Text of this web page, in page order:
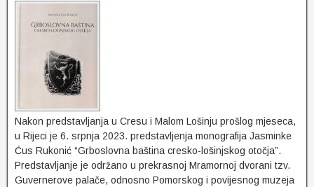
Nakon predstavljanja u Cresu i Malom Lošinju prošlog mjeseca,
u Rijeci je 6. srpnja 2023. predstavljenja monografija Jasminke
Ćus Rukonić “Grboslovna baština cresko-lošinjskog otočja”.
Predstavljanje je održano u prekrasnoj Mramornoj dvorani tzv.
Guvernerove palače, odnosno Pomorskog i povijesnog muzeja